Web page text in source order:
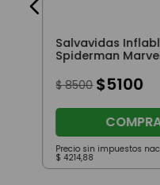
Salvavidas
Spiderman
$ 8500 $5100
Precio sin impuestos
$ 4214,88